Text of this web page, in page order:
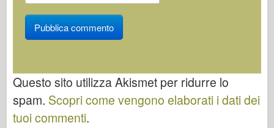
Questo sito utilizza Akismet per ridurre lo
spam. Scopri come vengono elaborati i dati dei
tuoi commenti.